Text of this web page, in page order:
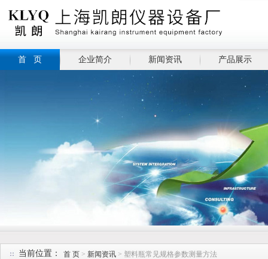
首 页 企业简介 新闻资讯 产品展示
当前位置： 首 页 > 新闻资讯 > 塑料瓶常见规格参数测量方法